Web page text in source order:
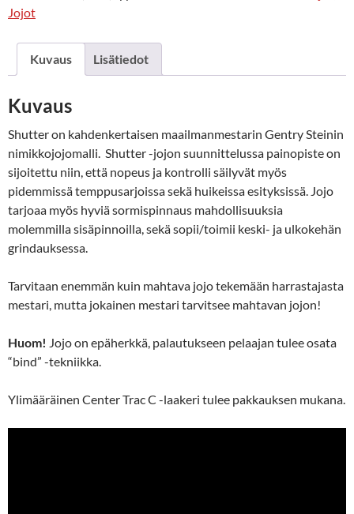
Jojot
Kuvaus Lisätiedot
Kuvaus
Shutter on kahdenkertaisen maailmanmestarin Gentry Steinin
nimikkojojomalli. Shutter -jojon suunnittelussa painopiste on
sijoitettu niin, että nopeus ja kontrolli säilyvät myös
pidemmissä temppusarjoissa sekä huikeissa esityksissä. Jojo
tarjoaa myös hyviä sormispinnaus mahdollisuuksia
molemmilla sisäpinnoilla, sekä sopii/toimii keski- ja ulkokehän
grindauksessa.
Tarvitaan enemmän kuin mahtava jojo tekemään harrastajasta
mestari, mutta jokainen mestari tarvitsee mahtavan jojon!
Huom! Jojo on epäherkkä, palautukseen pelaajan tulee osata
“bind” -tekniikka.
Ylimääräinen Center Trac C -laakeri tulee pakkauksen mukana.